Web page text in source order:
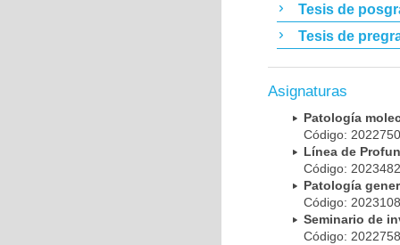
Tesis de
Tesis de
Asignaturas
Patología
Código:
Línea de
Código:
Patología
Código:
Seminario de
Código: